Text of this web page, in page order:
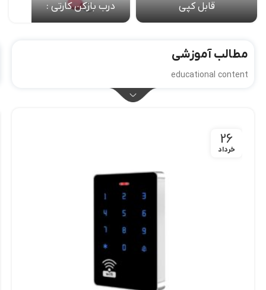
قابل کپی
درب بازکن کارتی :
مطالب آموزشی
educational content
26
خرداد